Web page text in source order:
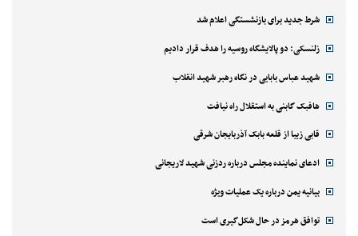
شرط جدید برای بازنشستگی اعلام شد
زلنسکی: دو پالایشگاه روسیه را هدف قرار دادیم
شهید عباس بابایی در نگاه رهبر شهید انقلاب
هافبک گابنی به استقلال راه نیافت
قابی زیبا از قلعه بابک آذربایجان شرقی
ادعای نماینده مجلس درباره ردزنی شهید لاریجانی
بیانیه یمن درباره یک عملیات ویژه
توافق هرمز در حال شکل‌گیری است